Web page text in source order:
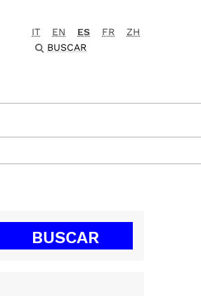
IT EN ES FR
ZH
BUSCAR